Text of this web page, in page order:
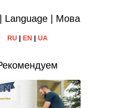
Language | Мова
RU| EN| UA